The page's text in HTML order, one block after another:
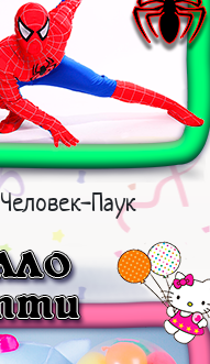
Человек-Паук